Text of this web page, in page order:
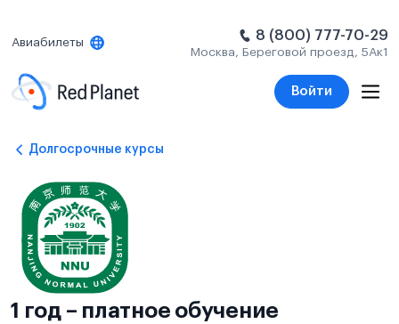
Авиабилеты 8 (800) 777-70-29
Москва, Береговой проезд, 5Ак1
Войти
Долгосрочные курсы
1 год – платное обучение